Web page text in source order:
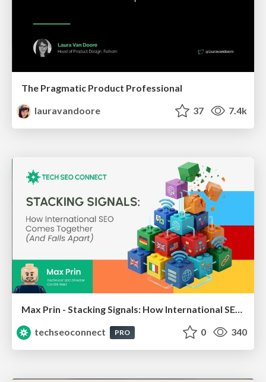
The Pragmatic Product Professional
lauravandoore
37 7.4k
Max Prin - Stacking Signals: How International SEO Comes Together (And Falls Apart)
techseoconnect
PRO 0 340